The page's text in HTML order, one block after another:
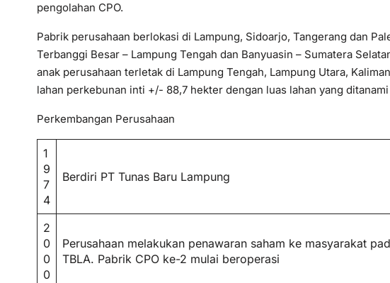
pengolahan CPO.
Pabrik perusahaan berlokasi di Lampung, Sidoarjo, Tangerang dan
Terbanggi Besar – Lampung Tengah dan Banyuasin – Sumatera
anak perusahaan terletak di Lampung Tengah, Lampung Utara,
lahan perkebunan inti +/- 88,7 hekter dengan luas lahan yang
Perkembangan Perusahaan
1
9
7
4
Berdiri PT Tunas Baru Lampung
2
0
0
0
Perusahaan melakukan penawaran saham ke masyarakat
TBLA. Pabrik CPO ke-2 mulai beroperasi